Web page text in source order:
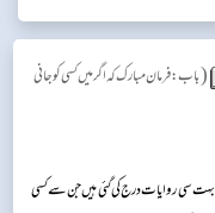
(باب: فرمان مبارک کہ اگر میں کسی کو جانی
سی روایات درج کی گئی ہیں جن سے کسی